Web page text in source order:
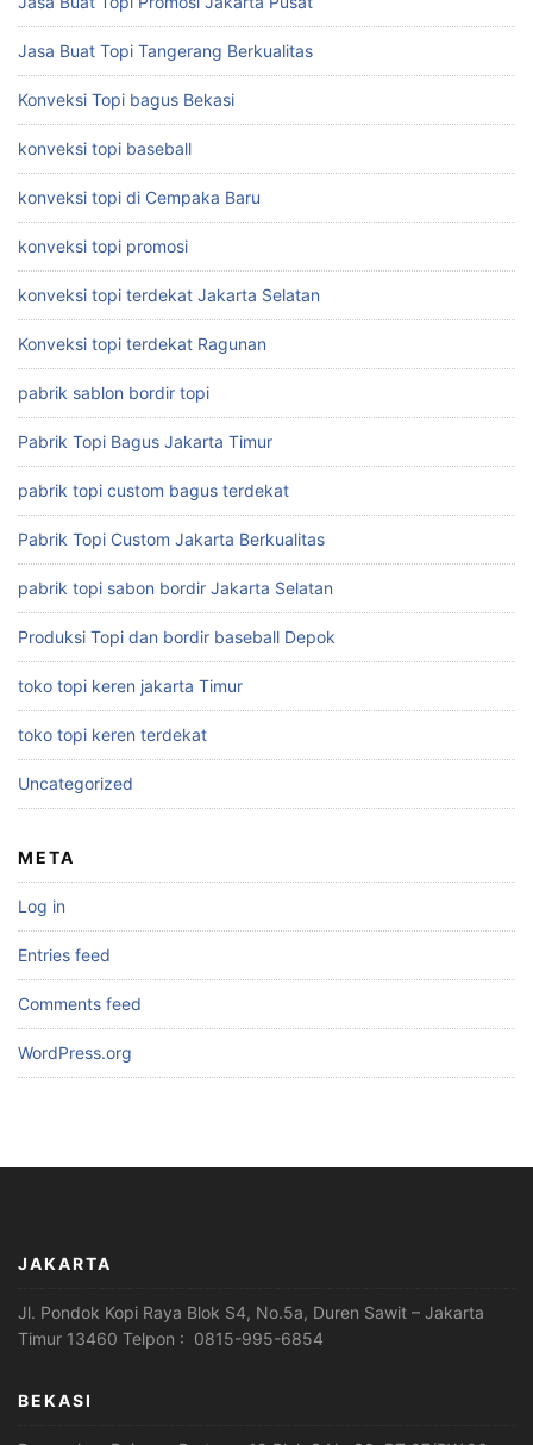
Jasa Buat Topi Tangerang Berkualitas
Konveksi Topi bagus Bekasi
konveksi topi baseball
konveksi topi di Cempaka Baru
konveksi topi promosi
konveksi topi terdekat Jakarta Selatan
Konveksi topi terdekat Ragunan
pabrik sablon bordir topi
Pabrik Topi Bagus Jakarta Timur
pabrik topi custom bagus terdekat
Pabrik Topi Custom Jakarta Berkualitas
pabrik topi sabon bordir Jakarta Selatan
Produksi Topi dan bordir baseball Depok
toko topi keren jakarta Timur
toko topi keren terdekat
Uncategorized
META
Log in
Entries feed
Comments feed
WordPress.org
JAKARTA
Jl. Pondok Kopi Raya Blok S4, No.5a, Duren Sawit – Jakarta
Timur 13460 Telpon : 0815-995-6854
BEKASI